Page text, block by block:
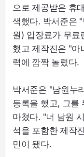
으로 제공받은 휴
색했다. 박서준은
원) 입장료가 무료
했고 제작진은 "아
력에 깜짝 놀렸다.
박서준은 "남원누
등록을 했고, 그를
마쳤다. "너 남원
석을 포함한 제작
민이 됐다.